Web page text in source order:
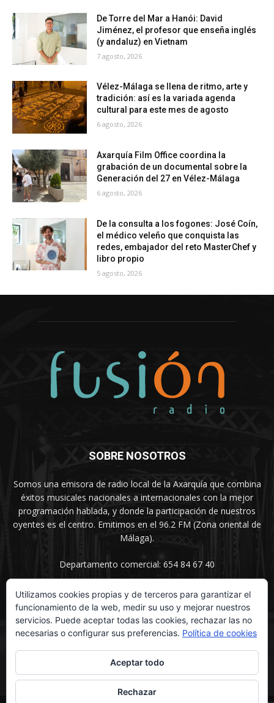
De Torre del Mar a Hanói: David
Jiménez, el profesor que enseña inglés
(y andaluz) en Vietnam
7 agosto, 2026
Vélez-Málaga se llena de ritmo, arte y
tradición: así es la variada agenda
cultural para este mes de agosto
6 agosto, 2026
Axarquía Film Office coordina la
grabación de un documental sobre la
Generación del 27 en Vélez-Málaga
6 agosto, 2026
De la consulta a los fogones: José Coín,
el médico veleño que conquista las
redes, embajador del reto MasterChef y
libro propio
5 agosto, 2026
SOBRE NOSOTROS
Somos una emisora de radio local de la Axarquía que combina
éxitos musicales nacionales a internacionales con la mejor
programación hablada, y donde la participación de nuestros
oyentes es el centro. Emitimos en el 96.2 FM (Zona oriental de
Málaga).
Departamento comercial: 654 84 67 40
SÍGUENOS
Utilizamos cookies propias y de terceros para garantizar el
funcionamiento de la web, medir su uso y mejorar nuestros
servicios. Puede aceptar todas las cookies, rechazar las no
necesarias o configurar sus preferencias. Política de cookies
Aceptar todo
Rechazar